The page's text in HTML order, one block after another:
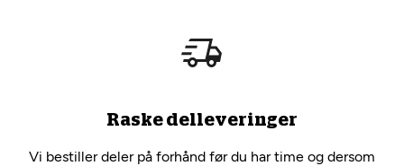
Raske delleveringer
Vi bestiller deler på forhånd før du har time og dersom